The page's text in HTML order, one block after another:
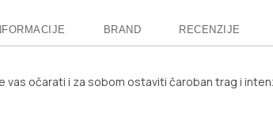
BRAND RECENZIJE
vas očarati i za sobom ostaviti čaroban trag i